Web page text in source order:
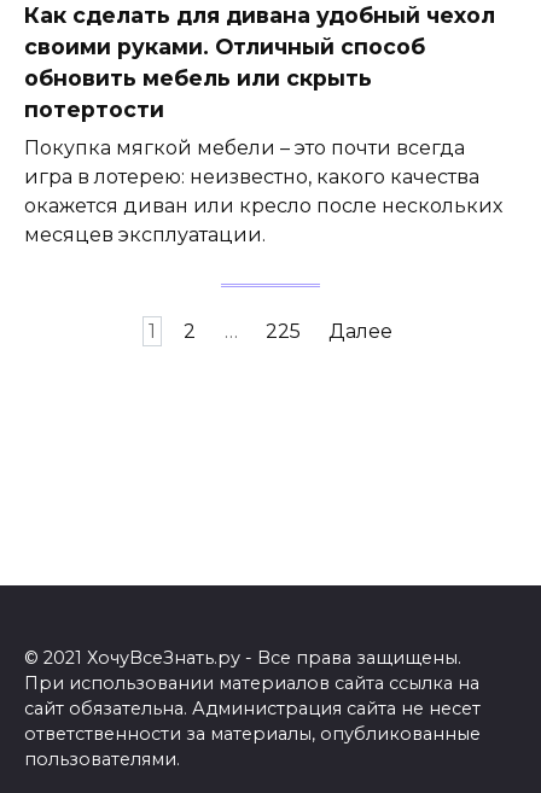
Как сделать для дивана удобный чехол
своими руками. Отличный способ
обновить мебель или скрыть
потертости
Покупка мягкой мебели – это почти всегда
игра в лотерею: неизвестно, какого качества
окажется диван или кресло после нескольких
месяцев эксплуатации.
1 2 … 225 Далее
© 2021 ХочуВсеЗнать.ру - Все права защищены.
При использовании материалов сайта ссылка на
сайт обязательна. Администрация сайта не несет
ответственности за материалы, опубликованные
пользователями.